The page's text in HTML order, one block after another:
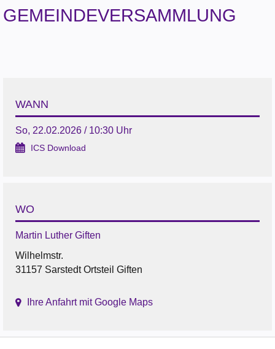
GEMEINDEVERSAMMLUNG
WANN
So, 22.02.2026 / 10:30 Uhr
ICS Download
WO
Martin Luther Giften
Wilhelmstr.
31157 Sarstedt Ortsteil Giften
Ihre Anfahrt mit Google Maps